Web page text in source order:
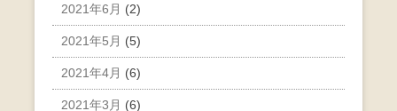
2021年6月 (2)
2021年5月 (5)
2021年4月 (6)
2021年3月 (6)